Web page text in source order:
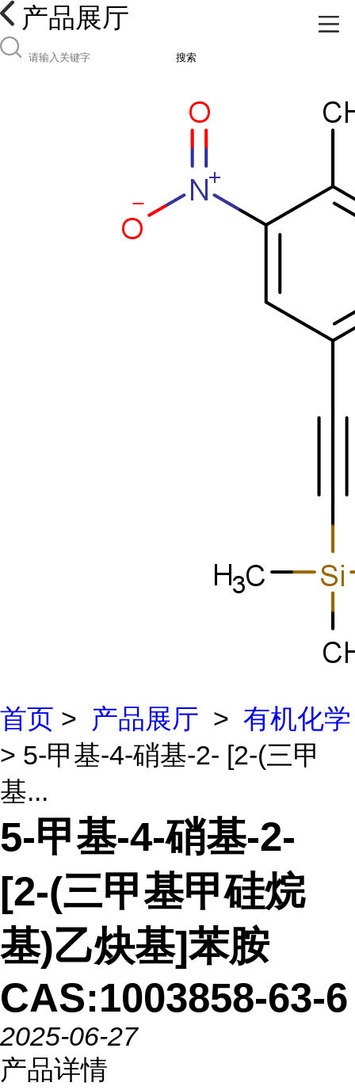
产品展厅
搜索
首页 > 产品展厅 > 有机化学
> 5-甲基-4-硝基-2- [2-(三甲
基...
5-甲基-4-硝基-2-
[2-(三甲基甲硅烷
基)乙炔基]苯胺
CAS:1003858-63-6
2025-06-27
产品详情